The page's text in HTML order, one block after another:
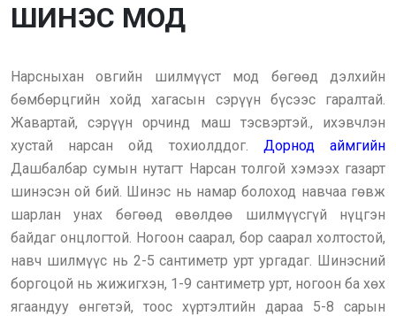
ШИНЭС МОД
Нарсныхан овгийн шилмүүст мод бөгөөд дэлхийн
бөмбөрцгийн хойд хагасын сэрүүн бүсээс гаралтай.
Жавартай, сэрүүн орчинд маш тэсвэртэй., ихэвчлэн
хустай нарсан ойд тохиолддог. Дорнод аймгийн
Дашбалбар сумын нутагт Нарсан толгой хэмээх газарт
шинэсэн ой бий. Шинэс нь намар болоход навчаа гөвж
шарлан унах бөгөөд өвөлдөө шилмүүсгүй нүцгэн
байдаг онцлогтой. Ногоон саарал, бор саарал холтостой,
навч шилмүүс нь 2-5 сантиметр урт ургадаг. Шинэсний
боргоцой нь жижигхэн, 1-9 сантиметр урт, ногоон ба хөх
ягаандуу өнгөтэй, тоос хүртэлтийн дараа 5-8 сарын